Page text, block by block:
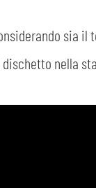
sia il
nella